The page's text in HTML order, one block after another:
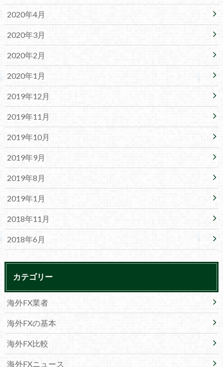
2020年4月
2020年3月
2020年2月
2020年1月
2019年12月
2019年11月
2019年10月
2019年9月
2019年8月
2019年1月
2018年11月
2018年6月
カテゴリー
海外FX業者
海外FXの基本
海外FX比較
海外FXニュース